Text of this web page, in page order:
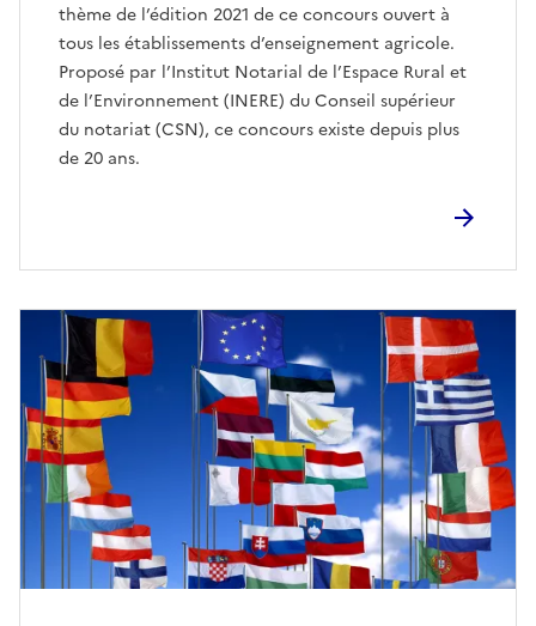
thème de l’édition 2021 de ce concours ouvert à
tous les établissements d’enseignement agricole.
Proposé par l’Institut Notarial de l’Espace Rural et
de l’Environnement (INERE) du Conseil supérieur
du notariat (CSN), ce concours existe depuis plus
de 20 ans.